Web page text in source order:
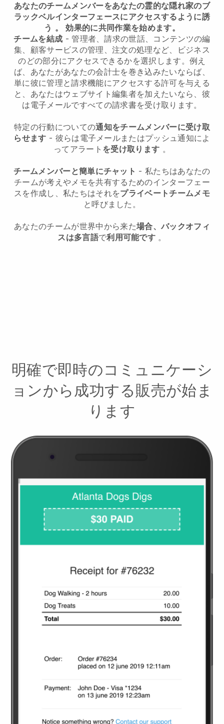
あなたのチームメンバーをあなたの霊的な隠れ家のブ
ラックベルインターフェースにアクセスするように誘
う 。
効果的に共同作業を始めます。
チームを結成 - 管理者、請求の世話、コンテンツの編
集、顧客サービスの管理、注文の処理など、ビジネス
のどの部分にアクセスできるかを選択します。例え
ば、あなたがあなたの会計士を巻き込みたいならば、
単に彼に管理と請求機能にアクセスする許可を与える
と、あなたはウェブサイト編集者を加えたいなら、彼
は電子メールですべての請求書を受け取ります。
特定の行動についての通知をチームメンバーに受け取
らせます - 彼らは電子メールまたはプッシュ通知によ
ってアラート を受け取ります 。
チームメンバーと簡単にチャット - 私たちはあなたの
チームが考えやメモを共有するためのインターフェー
スを作成し、私たちはそれをプライベートチームメモ
と呼びました。
あなたのチームが世界中から来た場合、バックオフィ
スは多言語で利用可能です 。
明確で即時のコミュニケーシ
ョンから成功する販売が始ま
ります